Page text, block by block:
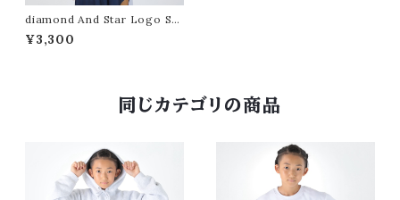
diamond And Star Logo S/
S Cool Tee（White）
¥3,300
同じカテゴリの商品